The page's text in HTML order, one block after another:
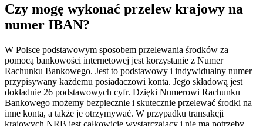
Czy mogę wykonać przelew krajowy na
numer IBAN?
W Polsce podstawowym sposobem przelewania środków za
pomocą bankowości internetowej jest korzystanie z Numer
Rachunku Bankowego. Jest to podstawowy i indywidualny numer
przypisywany każdemu posiadaczowi konta. Jego składową jest
dokładnie 26 podstawowych cyfr. Dzięki Numerowi Rachunku
Bankowego możemy bezpiecznie i skutecznie przelewać środki na
inne konta, a także je otrzymywać. W przypadku transakcji
krajowych NRB jest całkowicie wystarczający i nie ma potrzeby